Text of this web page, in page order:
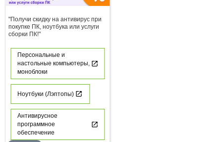
"Получи скидку на антивирус при
покупке ПК, ноутбука или услуги
сборки ПК!"
Персональные и
настольные компьютеры,
моноблоки
Ноутбуки (Лэптопы)
Антивирусное
программное
обеспечение